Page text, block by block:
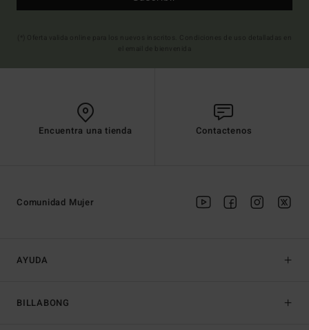
Encuentra una tienda Contactenos
AYUDA
BILLABONG
Comunidad Mujer